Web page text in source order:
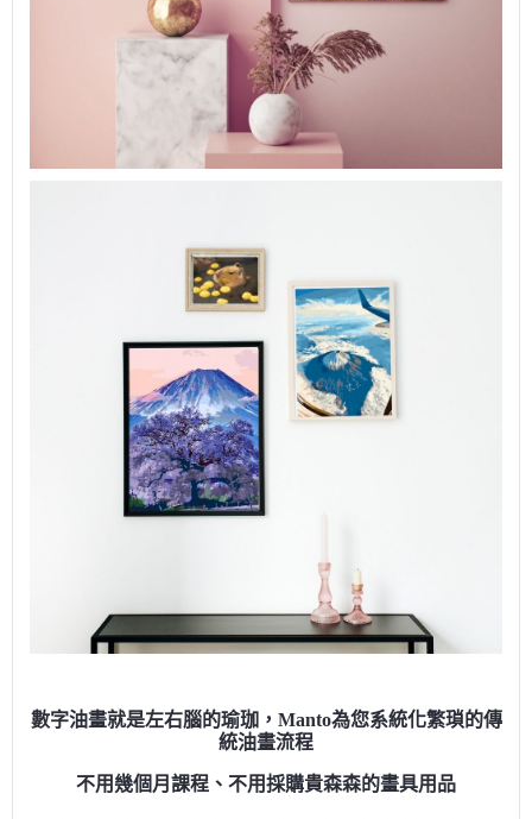
數字油畫就是左右腦的瑜珈，Manto為您系統化繁瑣的傳
統油畫流程
不用幾個月課程、不用採購貴森森的畫具用品